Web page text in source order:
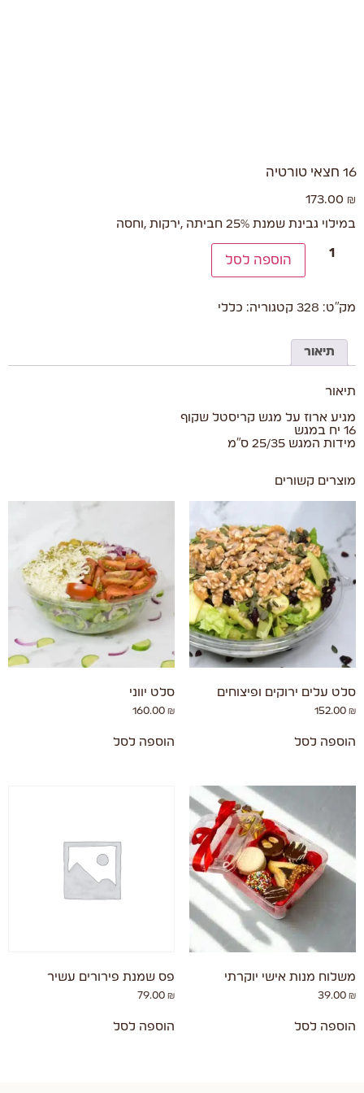
16 חצאי טורטיה
173.00 ₪
במילוי גבינת שמנת 25% חביתה ,ירקות ,וחסה
הוספה לסל
מק"ט: 328 קטגוריה: כללי
תיאור
תיאור
מגיע ארוז על מגש קריסטל שקוף
16 יח במגש
מידות המגש 25/35 ס"מ
מוצרים קשורים
סלט עלים ירוקים ופיצוחים
152.00 ₪
הוספה לסל
סלט יווני
160.00₪
הוספה לסל
משלוח מנות אישי יוקרתי
39.00 ₪
הוספה לסל
פס שמנת פירורים עשיר
79.00₪
הוספה לסל